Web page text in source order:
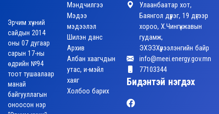
Эрчим хүчний
сайдын 2014
оны 07 дугаар
сарын 17-ны
өдрийн №94
тоот тушаалаар
манай
байгууллагын
оноосон нэр
Мэндчилгээ
Мэдээ
мэдээлэл
Шилэн данс
Архив
Албан хаагчдын
утас, и-мэйл
хаяг
Холбоо барих
Улаанбаатар хот,
Баянгол дүүрэг, 19 дүгээр
хороо, Х.Чингүнжавын
гудамж,
ЭХЭЗХүрээлэнгийн байр
info@meei.energy.gov.mn
77103344
Бидэнтэй нэгдэх